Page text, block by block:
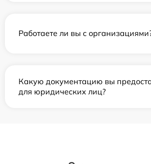
Работаете ли вы с
Какую документацию вы
для юридических лиц?